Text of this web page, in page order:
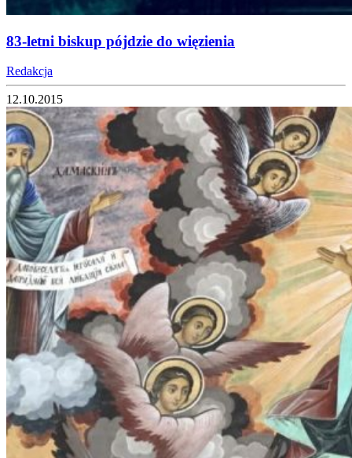
83-letni biskup pójdzie do więzienia
Redakcja
12.10.2015